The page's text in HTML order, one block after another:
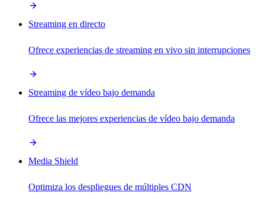
Streaming en directo
Ofrece experiencias de streaming en vivo sin interrupciones
Streaming de vídeo bajo demanda
Ofrece las mejores experiencias de vídeo bajo demanda
Media Shield
Optimiza los despliegues de múltiples CDN